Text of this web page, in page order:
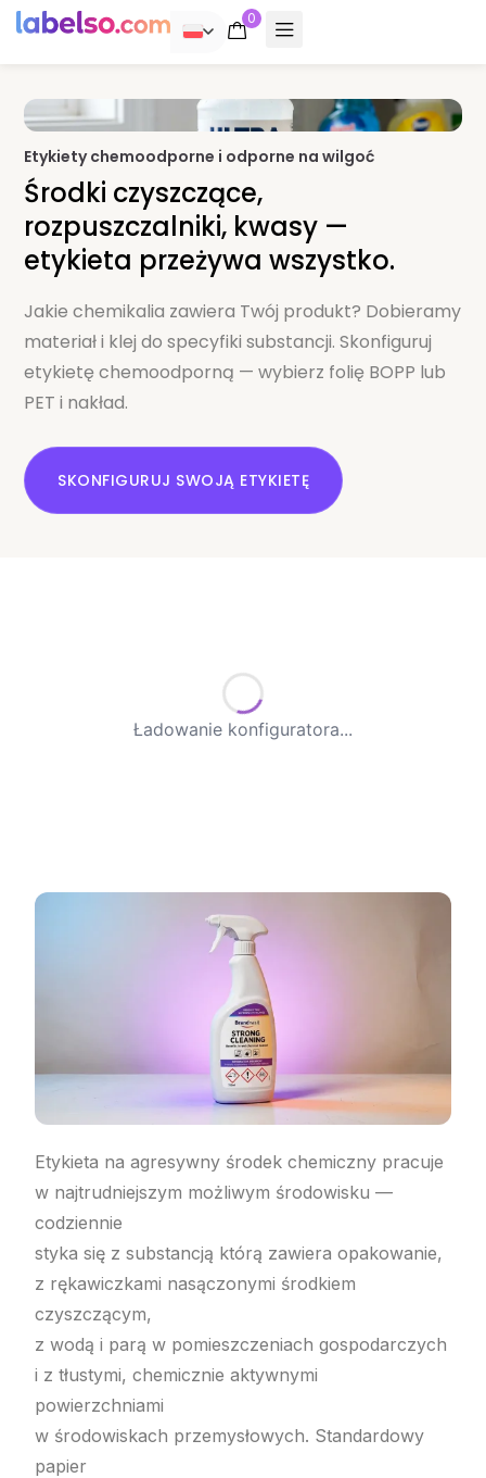
POLSKI
0
Etykiety chemoodporne i odporne na wilgoć
Środki czyszczące,
rozpuszczalniki, kwasy —
etykieta przeżywa wszystko.
Jakie chemikalia zawiera Twój produkt? Dobieramy
materiał i klej do specyfiki substancji. Skonfiguruj
etykietę chemoodporną — wybierz folię BOPP lub
PET i nakład.
SKONFIGURUJ SWOJĄ ETYKIETĘ
Ładowanie konfiguratora...
Etykieta na agresywny środek chemiczny pracuje
w najtrudniejszym możliwym środowisku —
codziennie
styka się z substancją którą zawiera opakowanie,
z rękawiczkami nasączonymi środkiem
czyszczącym,
z wodą i parą w pomieszczeniach gospodarczych
i z tłustymi, chemicznie aktywnymi
powierzchniami
w środowiskach przemysłowych. Standardowy
papier